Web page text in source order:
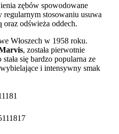
zębów spowodowane
regularnym stosowaniu usuwa
oraz odświeża oddech.
Włoszech w 1958 roku.
, została pierwotnie
się bardzo popularna ze
i intensywny smak